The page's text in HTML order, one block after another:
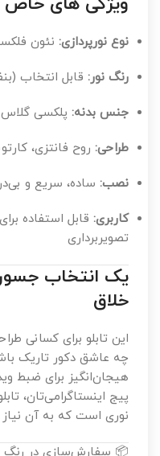
نوع نورپردازی: نئون
رنگ نور: قابل انتخاب
جنس بدنه: پلکسی گلاس
طراحی: روح فانتزی،
نصب: ساده، سریع و
کاربری: قابل استفاده
تصویربرداری
یک انتخاب
خلاق
این تابلو برای کسانی
چه عاشق دکور تاریک
هیجان‌انگیز برای ضبط
پیج اینستاگرامی‌تان،
نوری است که به آن نیاز
📦 سفارش‌سازی در رنگ و